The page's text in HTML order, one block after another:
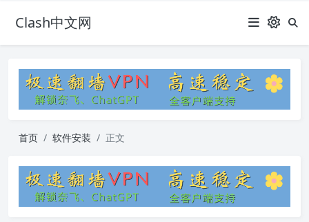
Clash中文网
首页 软件安装 正文